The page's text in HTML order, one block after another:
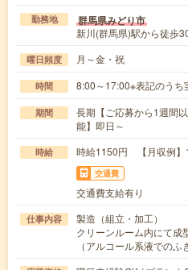
勤務地 群馬県みどり市
新川(群馬県)駅から徒歩
曜日頻度 月～金・祝
時間 8:00～17:00※表記のうち
期間
長期【ご応募から1週間
能】即日～
時給 時給1150円 【月収例】
交通費
交通費支給有り
仕事内容
製造（組立・加工）
クリーンルーム内にて成
（アルコール系液での